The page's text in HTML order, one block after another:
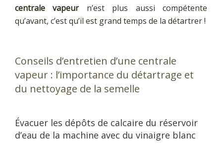
centrale vapeurn’est plus aussi compétente
qu’avant, c’est qu’il est grand temps de la détartrer !
Conseils d’entretien d’une centrale
vapeur : l’importance du détartrage et
du nettoyage de la semelle
Évacuer les dépôts de calcaire du réservoir
d’eau de la machine avec du vinaigre blanc